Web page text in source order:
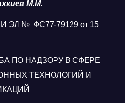
М.М.
ЭЛ № ФС77-79129 от 15
ПО НАДЗОРУ В СФЕРЕ
ТЕХНОЛОГИЙ И